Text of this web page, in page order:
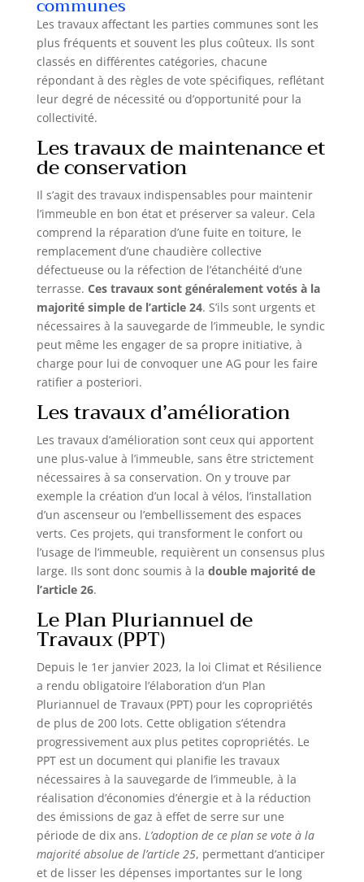
télécommande 2.4G (portée jusqu’à 20m) avec
support mural, ou via l’application mobile
“Lampsmart Pro” (connexion Bluetooth, sans Wi-Fi
requis). Il vous suffit de suivre le manuel pour
télécharger l’application “Lampsmart Pro”, qui
permet de régler la luminosité, la température de
couleur et la minuterie sans craindre de perdre la
télécommande. 🎨【Température & Luminosité
Réglables】Grâce à sa puissance de 24W, ce
plafonnier led chambre offre une luminosité allant
température de couleur modulable de 3000K à
6500K. Que vous souhaitiez une lumière blanche
chaude et tamisée pour un dîner cosy ou une
plafonnier salon, vous trouverez l’éclairage parfait
à chaque instant. ⏱️【Minuterie & Fonction
Mémoire Intelligente】Ce plafonnier LED salon
intègre une minuterie pratique (15/30 min) pour
une extinction automatique avant le coucher, ainsi
qu'une mémoire intelligente qui enregistre vos
derniers réglages de luminosité et de
température. Plus besoin de se lever la nuit pour
éteindre la lumière ! Remarque : le mode veilleuse
ne peut pas être mémorisé. 🌿【Écoénergétique &
Garantie 5 Ans】Ce plafonnier LED de haute
qualité ne consomme que 24W tout en offrant une
vous permettant d’économiser plus de 85 %
d’énergie. Avec une durée de vie allant jusqu’à 50
000 heures et un indice de rendu des couleurs (CRI
≥ 80), même après une longue utilisation. Chaque
de 5 ans, avec un service client réactif sous 24h.
communes
Les travaux affectant les parties communes sont les
plus fréquents et souvent les plus coûteux. Ils sont
classés en différentes catégories, chacune
répondant à des règles de vote spécifiques, reflétant
leur degré de nécessité ou d’opportunité pour la
collectivité.
Les travaux de maintenance et
de conservation
Il s’agit des travaux indispensables pour maintenir
l’immeuble en bon état et préserver sa valeur. Cela
comprend la réparation d’une fuite en toiture, le
remplacement d’une chaudière collective
défectueuse ou la réfection de l’étanchéité d’une
terrasse. Ces travaux sont généralement votés à la
majorité simple de l’article 24. S’ils sont urgents et
nécessaires à la sauvegarde de l’immeuble, le syndic
peut même les engager de sa propre initiative, à
charge pour lui de convoquer une AG pour les faire
ratifier a posteriori.
Les travaux d’amélioration
Les travaux d’amélioration sont ceux qui apportent
une plus-value à l’immeuble, sans être strictement
nécessaires à sa conservation. On y trouve par
exemple la création d’un local à vélos, l’installation
d’un ascenseur ou l’embellissement des espaces
verts. Ces projets, qui transforment le confort ou
l’usage de l’immeuble, requièrent un consensus plus
large. Ils sont donc soumis à la double majorité de
l’article 26.
Le Plan Pluriannuel de
Travaux (PPT)
Depuis le 1er janvier 2023, la loi Climat et Résilience
a rendu obligatoire l’élaboration d’un Plan
Pluriannuel de Travaux (PPT) pour les copropriétés
de plus de 200 lots. Cette obligation s’étendra
progressivement aux plus petites copropriétés. Le
PPT est un document qui planifie les travaux
nécessaires à la sauvegarde de l’immeuble, à la
réalisation d’économies d’énergie et à la réduction
des émissions de gaz à effet de serre sur une
période de dix ans. L’adoption de ce plan se vote à la
majorité absolue de l’article 25, permettant d’anticiper
et de lisser les dépenses importantes sur le long